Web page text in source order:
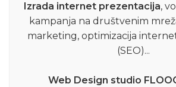
Izrada internet prezentacija,
kampanja na društvenim
marketing, optimizacija
(SEO)...
Web Design studio